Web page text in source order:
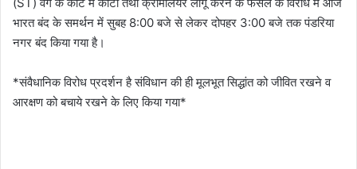
भारत बंद के समर्थन में सुबह 8:00 बजे से लेकर दोपहर 3:00 बजे तक पंडरिया
नगर बंद किया गया है।
*संवैधानिक विरोध प्रदर्शन है संविधान की ही मूलभूत सिद्धांत को जीवित रखने व
आरक्षण को बचाये रखने के लिए किया गया*